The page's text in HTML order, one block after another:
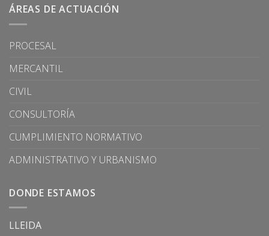
ÁREAS DE ACTUACIÓN
PROCESAL
MERCANTIL
CIVIL
CONSULTORÍA
CUMPLIMIENTO NORMATIVO
ADMINISTRATIVO Y URBANISMO
DONDE ESTAMOS
LLEIDA